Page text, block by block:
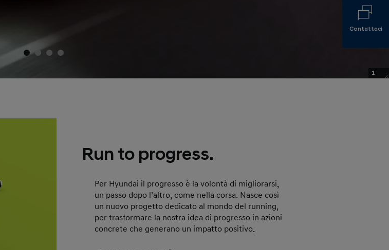
1
Contattaci
Run to progress.
Per Hyundai il progresso è la volontà di migliorarsi,
un passo dopo l’altro, come nella corsa. Nasce così
un nuovo progetto dedicato al mondo del running,
per trasformare la nostra idea di progresso in azioni
concrete che generano un impatto positivo.